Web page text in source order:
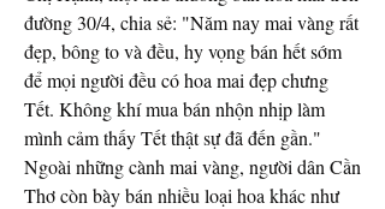
đường 30/4, chia sẻ: "Năm nay mai vàng rất
đẹp, bông to và đều, hy vọng bán hết sớm
để mọi người đều có hoa mai đẹp chưng
Tết. Không khí mua bán nhộn nhịp làm
mình cảm thấy Tết thật sự đã đến gần."
Ngoài những cành mai vàng, người dân Cần
Thơ còn bày bán nhiều loại hoa khác như